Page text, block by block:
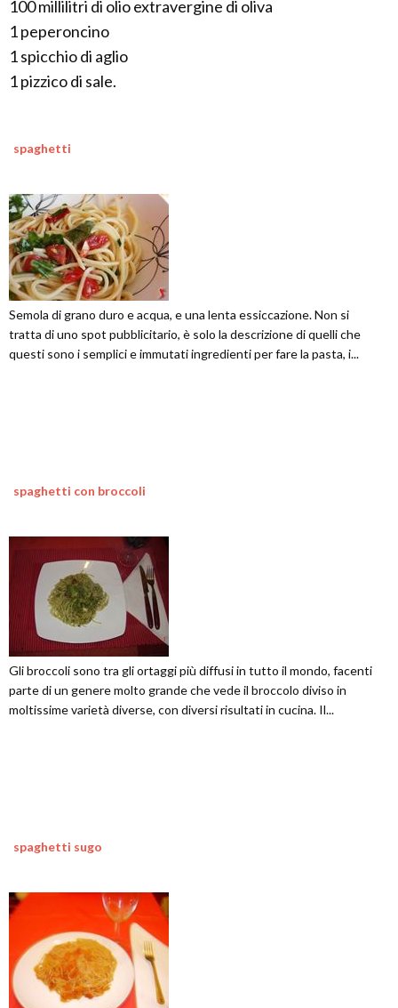
100 millilitri di olio extravergine di oliva
1 peperoncino
1 spicchio di aglio
1 pizzico di sale.
spaghetti
Semola di grano duro e acqua, e una lenta essiccazione. Non si
tratta di uno spot pubblicitario, è solo la descrizione di quelli che
questi sono i semplici e immutati ingredienti per fare la pasta, i...
spaghetti con broccoli
Gli broccoli sono tra gli ortaggi più diffusi in tutto il mondo, facenti
parte di un genere molto grande che vede il broccolo diviso in
moltissime varietà diverse, con diversi risultati in cucina. Il...
spaghetti sugo